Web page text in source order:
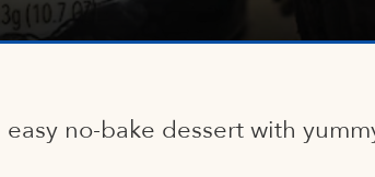
no-bake dessert with